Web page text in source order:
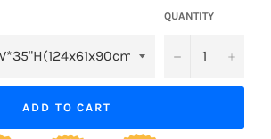
QUANTITY
− +
ADD TO CART